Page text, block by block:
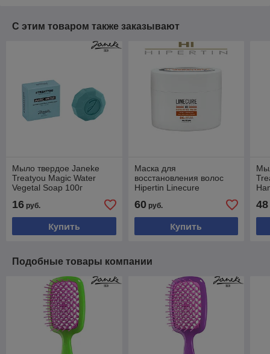
С этим товаром также заказывают
Мыло твердое Janeke
Treatyou Magic Water
Vegetal Soap 100г
16 руб.
Купить
Маска для
восстановления волос
Hipertin Linecure
60руб.
Купить
48
Подобные товары компании